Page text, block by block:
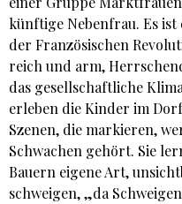
künftige Nebenfrau. Es ist
der Französischen
reich und arm,
das gesellschaftliche
erleben die Kinder im
Szenen, die markieren,
Schwachen gehört. Sie
Bauern eigene Art,
schweigen, „da